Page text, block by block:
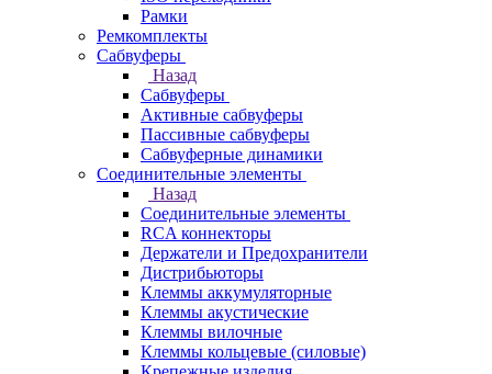
Рамки
Ремкомплекты
Сабвуферы
Назад
Сабвуферы
Активные сабвуферы
Пассивные сабвуферы
Сабвуферные динамики
Соединительные элементы
Назад
Соединительные элементы
RCA коннекторы
Держатели и Предохранители
Дистрибьюторы
Клеммы аккумуляторные
Клеммы акустические
Клеммы вилочные
Клеммы кольцевые (силовые)